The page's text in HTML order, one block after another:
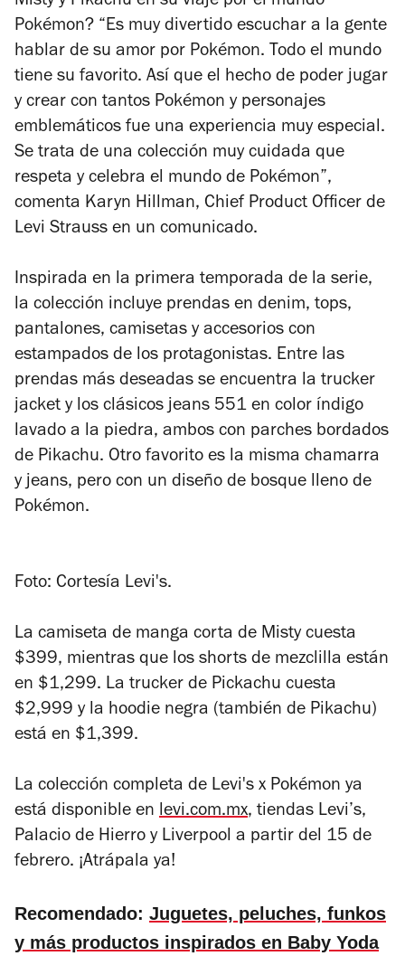
Pokémon? “Es muy divertido escuchar a la gente
hablar de su amor por Pokémon. Todo el mundo
tiene su favorito. Así que el hecho de poder jugar
y crear con tantos Pokémon y personajes
emblemáticos fue una experiencia muy especial.
Se trata de una colección muy cuidada que
respeta y celebra el mundo de Pokémon”,
comenta Karyn Hillman, Chief Product Officer de
Levi Strauss en un comunicado.
Inspirada en la primera temporada de la serie,
la colección incluye prendas en denim, tops,
pantalones, camisetas y accesorios con
estampados de los protagonistas. Entre las
prendas más deseadas se encuentra la trucker
jacket y los clásicos jeans 551 en color índigo
lavado a la piedra, ambos con parches bordados
de Pikachu. Otro favorito es la misma chamarra
y jeans, pero con un diseño de bosque lleno de
Pokémon.
Foto: Cortesía Levi's.
La camiseta de manga corta de Misty cuesta
$399, mientras que los shorts de mezclilla están
en $1,299. La trucker de Pickachu cuesta
$2,999 y la hoodie negra (también de Pikachu)
está en $1,399.
La colección completa de Levi's x Pokémon ya
está disponible en levi.com.mx, tiendas Levi’s,
Palacio de Hierro y Liverpool a partir del 15 de
febrero. ¡Atrápala ya!
Recomendado: Juguetes, peluches, funkos
y más productos inspirados en Baby Yoda